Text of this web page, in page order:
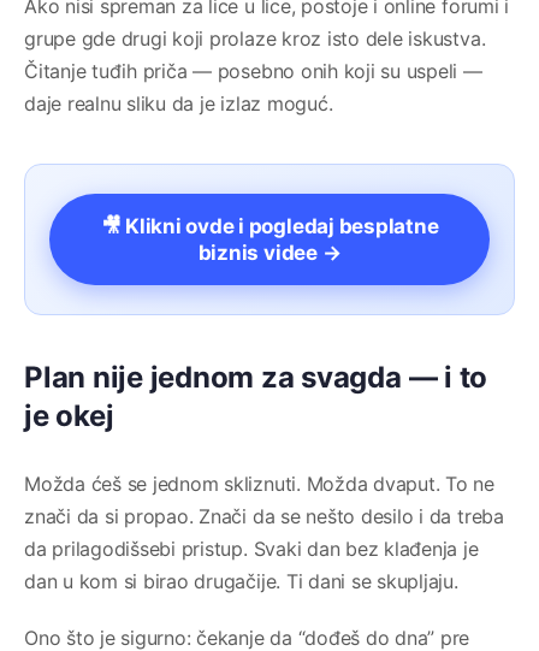
Ako nisi spreman za lice u lice, postoje i online forumi i
grupe gde drugi koji prolaze kroz isto dele iskustva.
Čitanje tuđih priča — posebno onih koji su uspeli —
daje realnu sliku da je izlaz moguć.
🎥 Klikni ovde i pogledaj besplatne
biznis videe →
Plan nije jednom za svagda — i to
je okej
Možda ćeš se jednom skliznuti. Možda dvaput. To ne
znači da si propao. Znači da se nešto desilo i da treba
da prilagodišsebi pristup. Svaki dan bez klađenja je
dan u kom si birao drugačije. Ti dani se skupljaju.
Ono što je sigurno: čekanje da “dođeš do dna” pre